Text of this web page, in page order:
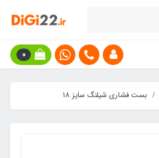
0
بست فشاری شیلنگ سایز 18